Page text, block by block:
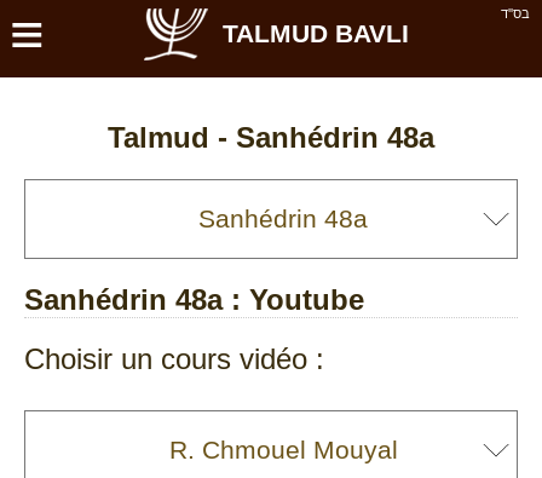
בס''ד ≡ TALMUD BAVLI
Talmud - Sanhédrin 48a
Sanhédrin 48a: Youtube
Choisir un cours vidéo :